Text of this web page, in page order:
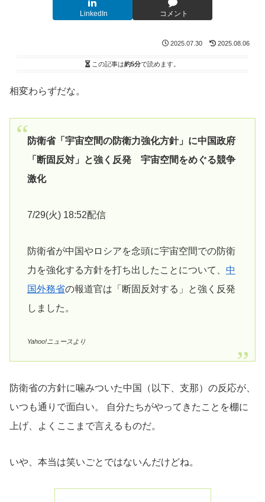
LinkedIn コメント
2025.07.30 2025.08.06
この記事は約5分で読めます。
相変わらずだな。
防衛省「宇宙空間の防衛力強化方針」に中国政府
「断固反対」と強く反発 宇宙空間をめぐる競争
激化
7/29(火) 18:52配信
防衛省が中国やロシアを念頭に宇宙空間での防衛
力を強化する方針を打ち出したことについて、 中
国外務省の報道官は「断固反対する」と強く反発
しました。
Yahoo!ニュースより
防衛省の方針に噛みついた中国（以下、支那）の反応が、
いつも通りで面白い。 自分たちがやってきたことを棚に
上げ、よくここまで言えるものだ。
いや、本当は笑いごとではないんだけどね。